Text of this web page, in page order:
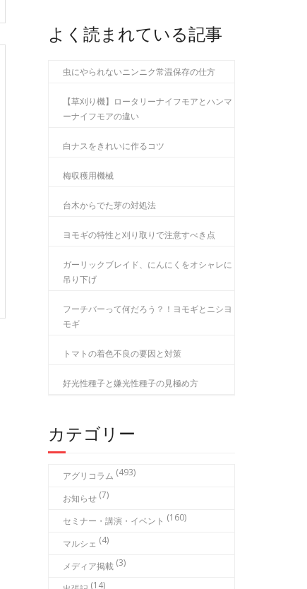
よく読まれている記事
虫にやられないニンニク常温保存の仕方
【草刈り機】ロータリーナイフモアとハンマ
ーナイフモアの違い
白ナスをきれいに作るコツ
梅収穫用機械
台木からでた芽の対処法
ヨモギの特性と刈り取りで注意すべき点
ガーリックブレイド、にんにくをオシャレに
吊り下げ
フーチバーって何だろう？！ヨモギとニシヨ
モギ
トマトの着色不良の要因と対策
好光性種子と嫌光性種子の見極め方
カテゴリー
アグリコラム (493)
お知らせ (7)
セミナー・講演・イベント (160)
マルシェ (4)
メディア掲載 (3)
(14)